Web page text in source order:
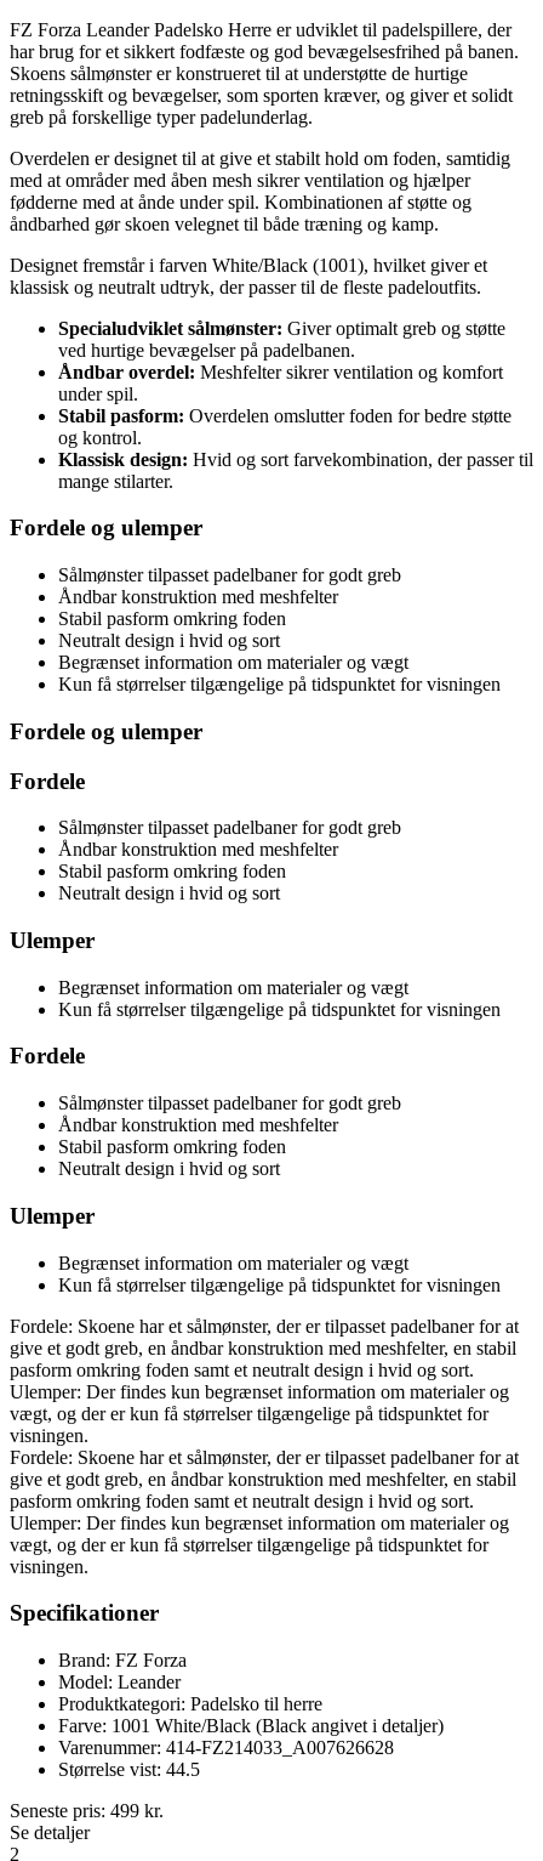
FZ Forza Leander Padelsko Herre er udviklet til padelspillere, der
har brug for et sikkert fodfæste og god bevægelsesfrihed på banen.
Skoens sålmønster er konstrueret til at understøtte de hurtige
retningsskift og bevægelser, som sporten kræver, og giver et solidt
greb på forskellige typer padelunderlag.
Overdelen er designet til at give et stabilt hold om foden, samtidig
med at områder med åben mesh sikrer ventilation og hjælper
fødderne med at ånde under spil. Kombinationen af støtte og
åndbarhed gør skoen velegnet til både træning og kamp.
Designet fremstår i farven White/Black (1001), hvilket giver et
klassisk og neutralt udtryk, der passer til de fleste padeloutfits.
Specialudviklet sålmønster: Giver optimalt greb og støtte
ved hurtige bevægelser på padelbanen.
Åndbar overdel: Meshfelter sikrer ventilation og komfort
under spil.
Stabil pasform: Overdelen omslutter foden for bedre støtte
og kontrol.
Klassisk design: Hvid og sort farvekombination, der passer til
mange stilarter.
Fordele og ulemper
Sålmønster tilpasset padelbaner for godt greb
Åndbar konstruktion med meshfelter
Stabil pasform omkring foden
Neutralt design i hvid og sort
Begrænset information om materialer og vægt
Kun få størrelser tilgængelige på tidspunktet for visningen
Fordele og ulemper
Fordele
Sålmønster tilpasset padelbaner for godt greb
Åndbar konstruktion med meshfelter
Stabil pasform omkring foden
Neutralt design i hvid og sort
Ulemper
Begrænset information om materialer og vægt
Kun få størrelser tilgængelige på tidspunktet for visningen
Fordele
Sålmønster tilpasset padelbaner for godt greb
Åndbar konstruktion med meshfelter
Stabil pasform omkring foden
Neutralt design i hvid og sort
Ulemper
Begrænset information om materialer og vægt
Kun få størrelser tilgængelige på tidspunktet for visningen
Fordele: Skoene har et sålmønster, der er tilpasset padelbaner for at
give et godt greb, en åndbar konstruktion med meshfelter, en stabil
pasform omkring foden samt et neutralt design i hvid og sort.
Ulemper: Der findes kun begrænset information om materialer og
vægt, og der er kun få størrelser tilgængelige på tidspunktet for
visningen.
Fordele: Skoene har et sålmønster, der er tilpasset padelbaner for at
give et godt greb, en åndbar konstruktion med meshfelter, en stabil
pasform omkring foden samt et neutralt design i hvid og sort.
Ulemper: Der findes kun begrænset information om materialer og
vægt, og der er kun få størrelser tilgængelige på tidspunktet for
visningen.
Specifikationer
Brand: FZ Forza
Model: Leander
Produktkategori: Padelsko til herre
Farve: 1001 White/Black (Black angivet i detaljer)
Varenummer: 414-FZ214033_A007626628
Størrelse vist: 44.5
Seneste pris: 499 kr.
Se detaljer
2